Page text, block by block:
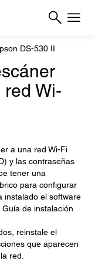
DS-530 II
Wi-
a una red Wi-Fi
y las contraseñas
tener una
para configurar
instalado el software
de instalación
reinstale el
que aparecen
red.